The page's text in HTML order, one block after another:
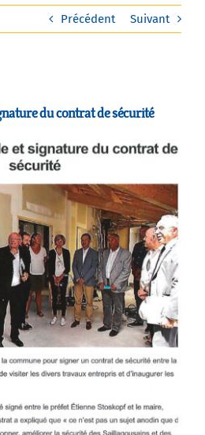
Précédent Suivant
du contrat de sécurité